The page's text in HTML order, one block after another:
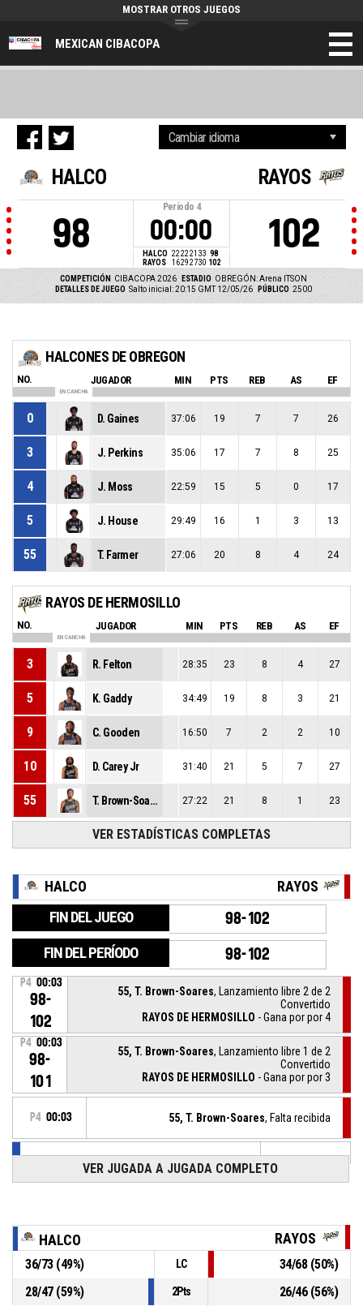
MEXICAN CIBACOPA
MOSTRAR OTROS JUEGOS
HALCO
98
Período 4
00:00
HALCO 222221 33 98
RAYOS
16292730 102
RAYOS
102
COMPETICIÓN CIBACOPA 2026 ESTADIO OBREGÓN: Arena ITSON
DETALLES DE JUEGO Salto inicial: 20:15 GMT 12/05/26 PÚBLICO 2500
HALCONES DE OBREGON
NO. JUGADOR MIN PTS REB AS EF
EN CANCHA
0 D. Gaines 37:06 19 7 7 26
3 J. Perkins 35:06 17 7 8 25
4 J. Moss 22:59 15 5 0 17
5 J. House 29:49 16 1 3 13
55 T. Farmer 27:06 20 8 4 24
RAYOS DE HERMOSILLO
NO. JUGADOR MIN PTS REB AS EF
EN CANCHA
3 R. Felton 28:35 23 8 4 27
5 K. Gaddy 34:49 19 8 3 21
9 C. Gooden 16:50 7 2 2 10
10 D. Carey Jr 31:40 21 5 7 27
55 T. Brown-Soares 27:22 21 8 1 23
VER ESTADÍSTICAS COMPLETAS
HALCO RAYOS
FIN DEL JUEGO 98-102
FIN DEL PERÍODO 98-102
P4 00:03
98-
102
55, T. Brown-Soares, Lanzamiento libre 2 de 2
Convertido
RAYOS DE HERMOSILLO - Gana por por 4
P4 00:03
98-
101
55, T. Brown-Soares, Lanzamiento libre 1 de 2
Convertido
RAYOS DE HERMOSILLO - Gana por por 3
P4 00:03 55, T. Brown-Soares, Falta recibida
, Falta personal
0, D. Gaines, Rebote ofensivo P4 00:06
55, T. Farmer , 3pt jumpshot Fallado P4 00:12
VER JUGADA A JUGADA COMPLETO
HALCO RAYOS
36/73(49%) LC 34/68(50%)
28/47(59%) 2Pts 26/46(56%)